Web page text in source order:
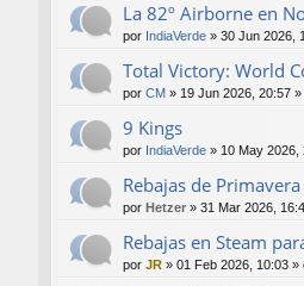
La 82º Airborne en
por IndiaVerde » 30 Jun 2026,
Total Victory: World
por CM » 19 Jun 2026, 20:57 »
9 Kings
por IndiaVerde » 10 May 2026,
Rebajas de Primavera
por Hetzer » 31 Mar 2026,
Rebajas en Steam
por JR » 01 Feb 2026, 10:03 »